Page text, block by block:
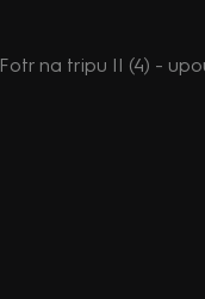
Fotr na tripu II (4) -